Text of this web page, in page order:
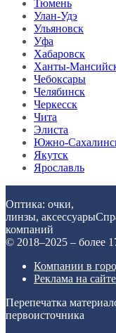
Тюмень
Улан-Удэ
Ульяновск
Уфа
Хабаровск
Ханты-
Чебоксары
Челябинск
Черкесск
Чита
Элиста
Южно-
Якутск
Ярославль
Оптика: очки,
линзы, аксессуары
компаний
© 2018–2025 – более
Компании в
Реклама на сайте
Перепечатка
первоисточника